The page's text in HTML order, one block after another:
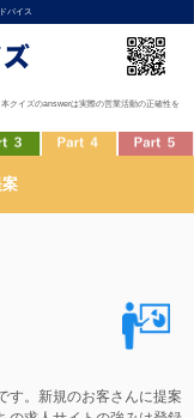
バイス
クイズのanswerは実際の営業活動の正確性を
す。新規のお客さんに提案